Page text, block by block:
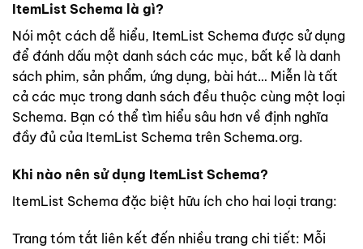
ItemList Schema là gì?
Nói một cách dễ hiểu, ItemList Schema được sử dụng
để đánh dấu một danh sách các mục, bất kể là danh
sách phim, sản phẩm, ứng dụng, bài hát… Miễn là tất
cả các mục trong danh sách đều thuộc cùng một loại
Schema. Bạn có thể tìm hiểu sâu hơn về định nghĩa
đầy đủ của ItemList Schema trên Schema.org.
Khi nào nên sử dụng ItemList Schema?
ItemList Schema đặc biệt hữu ích cho hai loại trang:
Trang tóm tắt liên kết đến nhiều trang chi tiết: Mỗi